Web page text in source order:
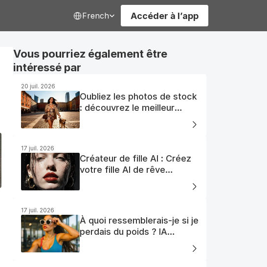
French Accéder à l’app
Vous pourriez également être
intéressé par
20 juil. 2026
Oubliez les photos de stock
: découvrez le meilleur
générateur de photos AI
gratuit
17 juil. 2026
Créateur de fille AI : Créez
votre fille AI de rêve
17 juil. 2026
À quoi ressemblerais-je si je
perdais du poids ? IA
Visualisation